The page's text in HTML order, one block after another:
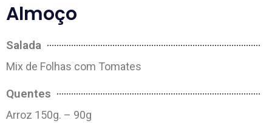
Almoço
Salada
Mix de Folhas com Tomates
Quentes
Arroz 150g. – 90g